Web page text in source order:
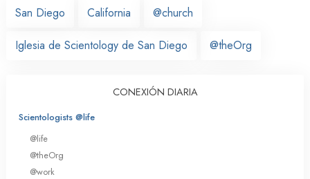
San Diego
California @church
Iglesia de Scientology de San Diego @theOrg
CONEXIÓN DIARIA
Scientologists @life
@life
@theOrg
@work